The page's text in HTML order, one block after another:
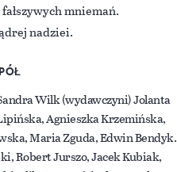
mniemań.
nadziei.
Wilk (wydawczyni) Jolanta
Agnieszka Krzemińska,
Maria Zguda, Edwin Bendyk.
Robert Jurszo, Jacek Kubiak,